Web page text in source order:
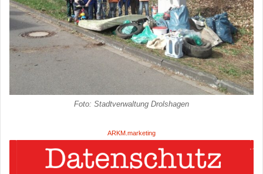
Foto: Stadtverwaltung Drolshagen
ARKM.marketing